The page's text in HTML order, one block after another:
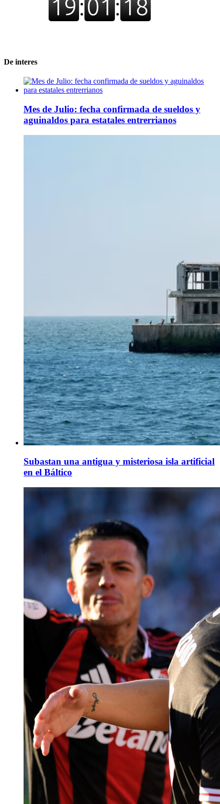
De interes
Mes de Julio: fecha confirmada de sueldos y
aguinaldos para estatales entrerrianos
Subastan una antigua y misteriosa isla artificial
en el Báltico